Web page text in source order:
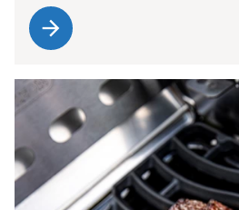
arrow_forward